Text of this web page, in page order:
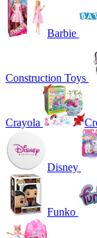
Barbie
Construction Toys
Crayola
Disney
Funko